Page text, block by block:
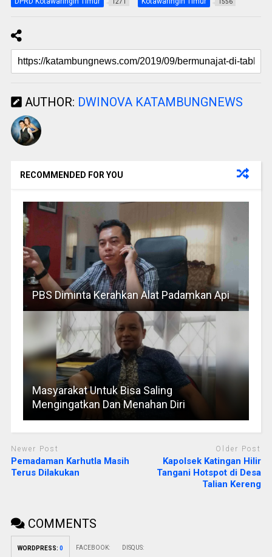
AUTHOR: DWINOVA KATAMBUNGNEWS
RECOMMENDED FOR YOU
PBS Diminta Kerahkan Alat Padamkan Api
Masyarakat Untuk Bisa Saling
Mengingatkan Dan Menahan Diri
Newer Post
Pemadaman Karhutla Masih
Terus Dilakukan
Older Post
Kapolsek Katingan Hilir
Tangani Hotspot di Desa
Talian Kereng
COMMENTS
WORDPRESS: 0 FACEBOOK: DISQUS: